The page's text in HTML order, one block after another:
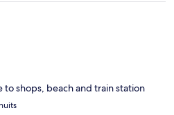
shops, beach and train station